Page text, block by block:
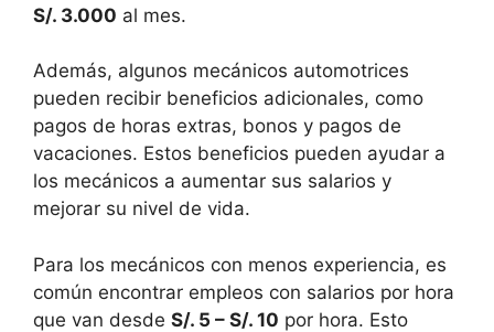
S/. 3.000 al mes.
Además, algunos mecánicos automotrices
pueden recibir beneficios adicionales, como
pagos de horas extras, bonos y pagos de
vacaciones. Estos beneficios pueden ayudar a
los mecánicos a aumentar sus salarios y
mejorar su nivel de vida.
Para los mecánicos con menos experiencia, es
común encontrar empleos con salarios por hora
que van desde S/. 5 – S/. 10 por hora. Esto